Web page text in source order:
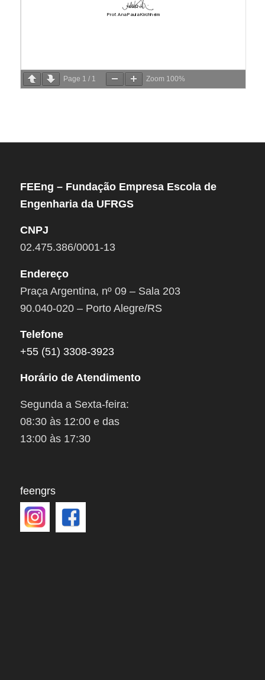
Page 1 / 1 Zoom 100%
FEEng – Fundação Empresa Escola de
Engenharia da UFRGS
CNPJ
02.475.386/0001-13
Endereço
Praça Argentina, nº 09 – Sala 203
90.040-020 – Porto Alegre/RS
Telefone
+55 (51) 3308-3923
Horário de Atendimento
Segunda a Sexta-feira:
08:30 às 12:00 e das
13:00 às 17:30
feengrs